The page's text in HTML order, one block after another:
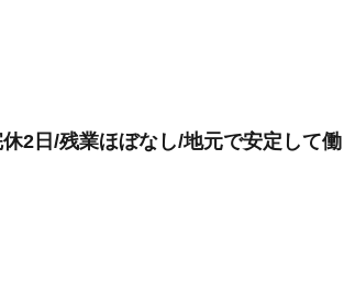
2日/残業ほぼなし/地元で安定して働